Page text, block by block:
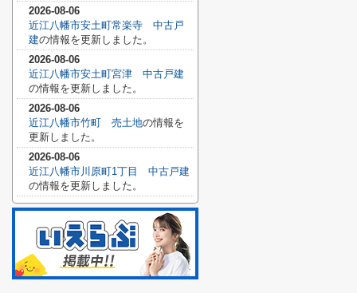
2026-08-06
近江八幡市安土町常楽寺 中古戸
建の情報を更新しました。
2026-08-06
近江八幡市安土町宮津 中古戸建
の情報を更新しました。
2026-08-06
近江八幡市竹町 売土地の情報を
更新しました。
2026-08-06
近江八幡市川原町1丁目 中古戸建
の情報を更新しました。